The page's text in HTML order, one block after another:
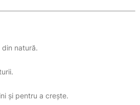
natură.
și pentru a crește.